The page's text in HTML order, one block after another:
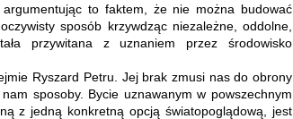
to faktem, że nie można budować
sposób krzywdząc niezależne, oddolne,
przywitana z uznaniem przez środowisko
Ryszard Petru. Jej brak zmusi nas do obrony
sposoby. Bycie uznawanym w powszechnym
z jedną konkretną opcją światopoglądową, jest